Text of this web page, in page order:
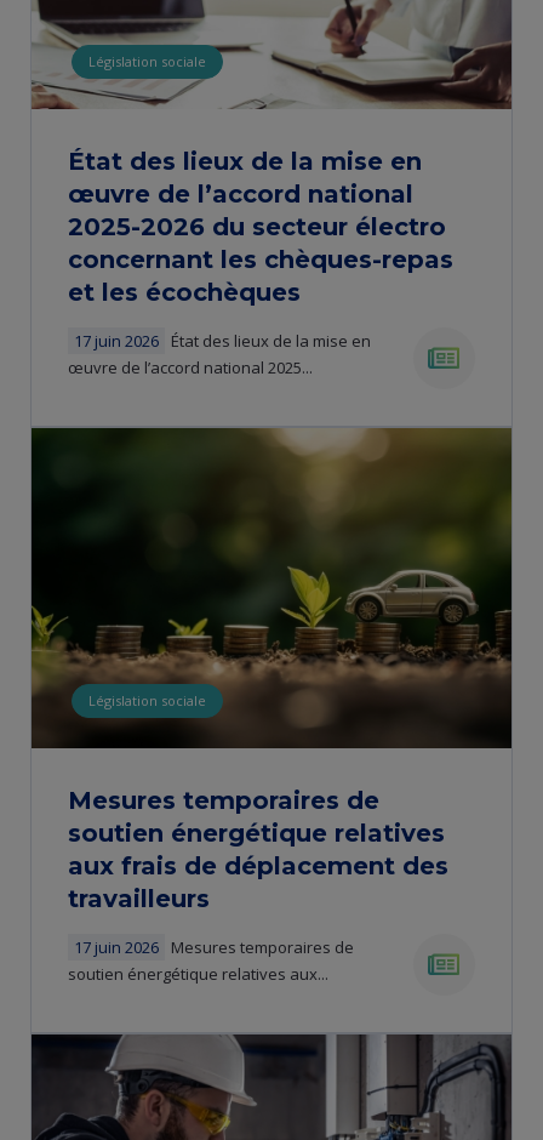
Législation sociale
État des lieux de la mise en
œuvre de l’accord national
2025-2026 du secteur électro
concernant les chèques-repas
et les écochèques
17 juin 2026
État des lieux de la mise en
œuvre de l’accord national 2025...
Législation sociale
Mesures temporaires de
soutien énergétique relatives
aux frais de déplacement des
travailleurs
17 juin 2026
Mesures temporaires de
soutien énergétique relatives aux...